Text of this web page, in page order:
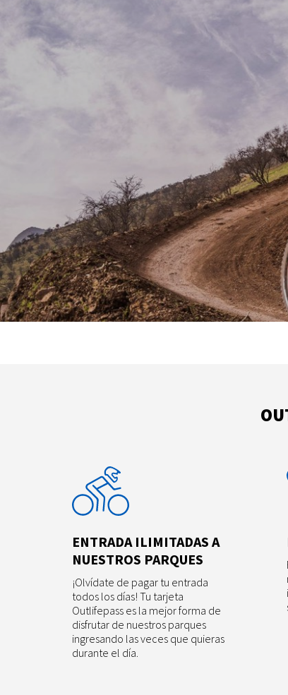
ENTRADA ILIMITADAS A
NUESTROS PARQUES
¡Olvídate de pagar tu entrada
todos los días! Tu tarjeta
Outlifepass es la mejor forma de
disfrutar de nuestros parques
ingresando las veces que quieras
durante el día.